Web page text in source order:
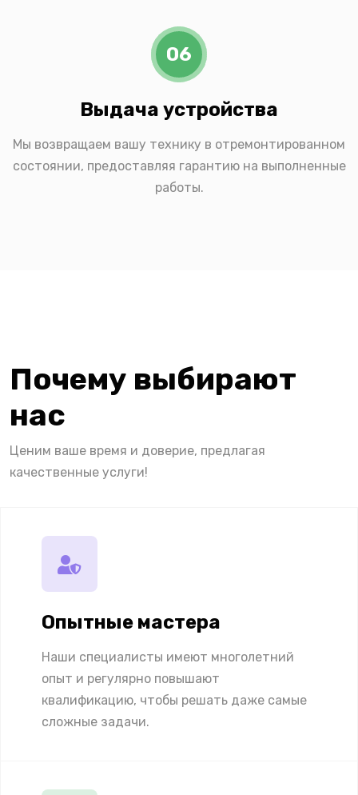
06
Выдача устройства
Мы возвращаем вашу технику в отремонтированном
состоянии, предоставляя гарантию на выполненные
работы.
Почему выбирают
нас
Ценим ваше время и доверие, предлагая
качественные услуги!
Опытные мастера
Наши специалисты имеют многолетний
опыт и регулярно повышают
квалификацию, чтобы решать даже самые
сложные задачи.